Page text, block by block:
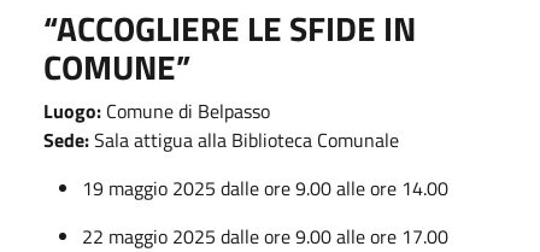
“ACCOGLIERE LE SFIDE IN
COMUNE”
Luogo: Comune di Belpasso
Sede:Sala attigua alla Biblioteca Comunale
19 maggio 2025 dalle ore 9.00 alle ore 14.00
22 maggio 2025 dalle ore 9.00 alle ore 17.00